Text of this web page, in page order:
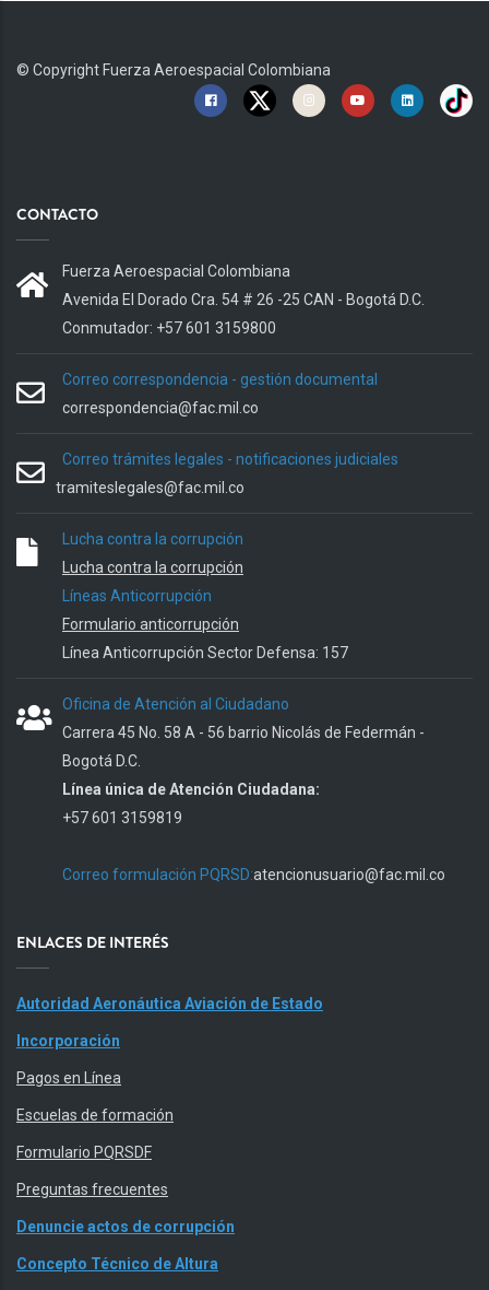
© Copyright Fuerza Aeroespacial Colombiana
CONTACTO
Fuerza Aeroespacial Colombiana
Avenida El Dorado Cra. 54 # 26 -25 CAN - Bogotá D.C.
Conmutador: +57 601 3159800
Correo correspondencia - gestión documental
correspondencia@fac.mil.co
Correo trámites legales - notificaciones judiciales
tramiteslegales@fac.mil.co
Lucha contra la corrupción
Lucha contra la corrupción
Líneas Anticorrupción
Formulario anticorrupción
Línea Anticorrupción Sector Defensa: 157
Oficina de Atención al Ciudadano
Carrera 45 No. 58 A - 56 barrio Nicolás de Federmán -
Bogotá D.C.
Línea única de Atención Ciudadana:
+57 601 3159819
Correo formulación PQRSD:atencionusuario@fac.mil.co
ENLACES DE INTERÉS
Autoridad Aeronáutica Aviación de Estado
Incorporación
Pagos en Línea
Escuelas de formación
Formulario PQRSDF
Preguntas frecuentes
Denuncie actos de corrupción
Concepto Técnico de Altura